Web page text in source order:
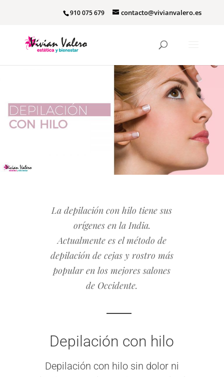
910 075 679 contacto@vivianvalero.es
La depilación con hilo tiene sus
orígenes en la India.
Actualmente es el método de
depilación de cejas y rostro más
popular en los mejores salones
de Occidente.
Depilación con hilo
Depilación con hilo sin dolor ni